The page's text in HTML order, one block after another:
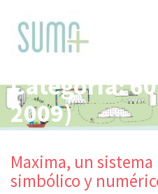
content
Categoría:
2009)
Maxima, un
simbólico y